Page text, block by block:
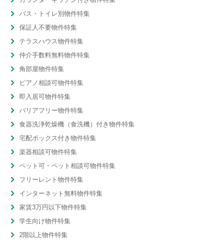
バス・トイレ別物件特集
保証人不要物件特集
テラスハウス物件特集
仲介手数料無料物件特集
角部屋物件特集
ピアノ相談可物件特集
即入居可物件特集
バリアフリー物件特集
食器洗浄乾燥機（食洗機）付き物件特集
宅配ボックス付き物件特集
楽器相談可物件特集
ペット可・ペット相談可物件特集
フリーレント物件特集
インターネット無料物件特集
家賃3万円以下物件特集
学生向け物件特集
2階以上物件特集